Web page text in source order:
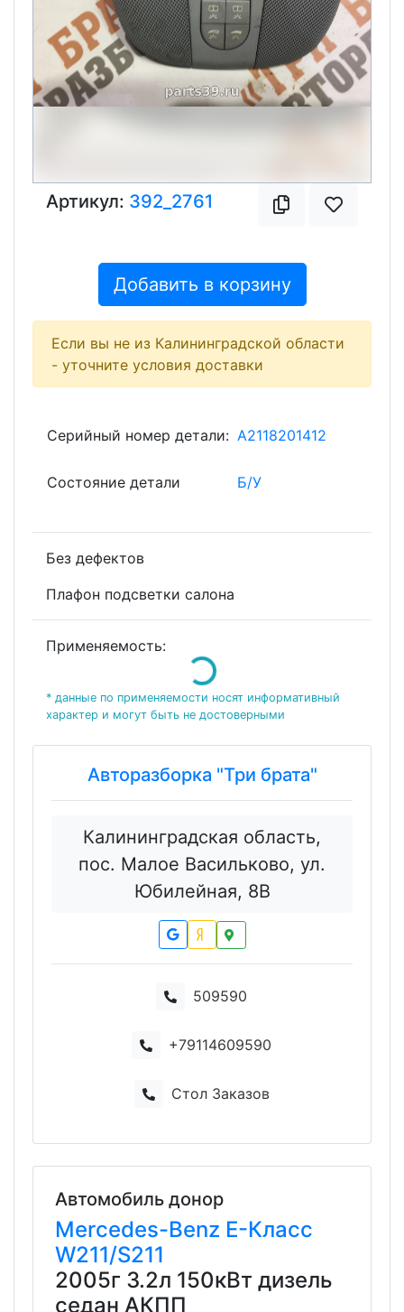
Артикул: 392_2761
Добавить в корзину
Если вы не из Калининградской области
- уточните условия доставки
Серийный номер детали: A2118201412
Состояние детали Б/У
Без дефектов
Плафон подсветки салона
Применяемость:
Loading...
* данные по применяемости носят информативный
характер и могут быть не достоверными
Авторазборка "Три брата"
Калининградская область,
пос. Малое Васильково, ул.
Юбилейная, 8В
509590
+79114609590
Стол Заказов
Автомобиль донор
Mercedes-Benz E-Класс
W211/S211
2005г 3.2л 150кВт дизель
седан АКПП